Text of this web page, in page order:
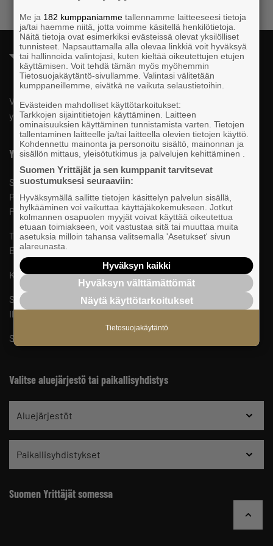
Valtakunnallista, alueellista ja paikallista vaikuttamista pk-
yrittäjien puolesta.
Yhteystiedot
Suomen Yrittäjät
PL 999, 00101 HELSINKI
Puhelinvaihde 09 229 221
Tietosuojaseloste ja evästeet
Evästeasetukset
Keskusjärjestön yhteystiedot ja henkilöstö
Suomen Yrittäjien sisäinen ilmoituskanava
Ilmoituskanavan ohjeet ja tietosuoja
Suomen Yrittäjien vaikuttamistoiminnan tietosuojaseloste
Valitse aluejärjestö tai paikallisyhdistys
Aluejärjestöt
Paikallisyhdistykset
Suomen Yrittäjät somessa
Me ja 182 kumppaniamme tallennamme laitteeseesi tietoja
ja/tai haemme niitä, jotta voimme käsitellä henkilötietoja.
Näitä tietoja ovat esimerkiksi evästeissä olevat yksilölliset
tunnisteet. Napsauttamalla alla olevaa linkkiä voit hyväksyä
tai hallinnoida valintojasi, kuten kieltää oikeutettujen etujen
käyttämisen. Voit tehdä tämän myös myöhemmin
Tietosuojakäytäntö-sivullamme. Valintasi välitetään
kumppaneillemme, eivätkä ne vaikuta selaustietoihin.
Evästeiden mahdolliset käyttötarkoitukset:
Tarkkojen sijaintitietojen käyttäminen. Laitteen
ominaisuuksien käyttäminen tunnistamista varten. Tietojen
tallentaminen laitteelle ja/tai laitteella olevien tietojen käyttö.
Kohdennettu mainonta ja personoitu sisältö, mainonnan ja
sisällön mittaus, yleisötutkimus ja palvelujen kehittäminen .
Suomen Yrittäjät ja sen kumppanit tarvitsevat
suostumuksesi seuraaviin:
Hyväksymällä sallitte tietojen käsittelyn palvelun sisällä,
hylkääminen voi vaikuttaa käyttäjäkokemukseen. Jotkut
kolmannen osapuolen myyjät voivat käyttää oikeutettua
etuaan toimiakseen, voit vastustaa sitä tai muuttaa muita
asetuksia milloin tahansa valitsemalla 'Asetukset' sivun
alareunasta.
Hyväksyn kaikki
Hyväksyn välttämättömät
Näytä käyttötarkoitukset
Tietosuojakäytäntö